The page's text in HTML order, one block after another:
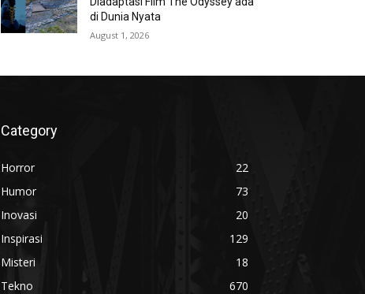
di Dunia Nyata
August 1, 2026
Category
Horror
22
Humor
73
Inovasi
20
Inspirasi
129
Misteri
18
Tekno
670